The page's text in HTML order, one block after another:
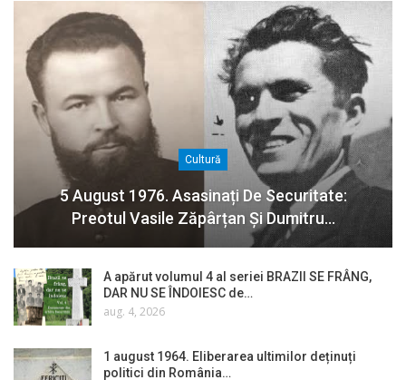
Cultură
5 August 1976. Asasinați De Securitate:
Preotul Vasile Zăpârțan Și Dumitru…
A apărut volumul 4 al seriei BRAZII SE FRÂNG,
DAR NU SE ÎNDOIESC de…
aug. 4, 2026
1 august 1964. Eliberarea ultimilor deținuți
politici din România…